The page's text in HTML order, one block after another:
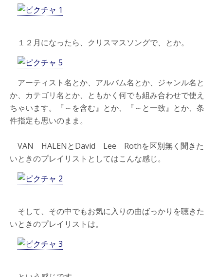
１２月になったら、クリスマスソングで、とか。
アーティスト名とか、アルバム名とか、ジャンル名と
か、カテゴリ名とか、ともかく何でも組み合わせで使え
ちゃいます。『～を含む』とか、『～と一致』とか、条
件指定も思いのまま。
VAN HALENとDavid Lee Rothを区別無く聞きた
いときのプレイリストとしてはこんな感じ。
そして、その中でもお気に入りの曲ばっかりを聴きた
いときのプレイリストは。